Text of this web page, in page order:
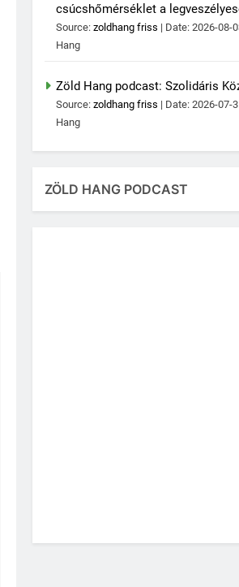
csúcshőmérséklet a
Source:zoldhang friss Date: 2026-08-
Hang
Zöld Hang podcast: Szolidáris
Source:zoldhang friss Date: 2026-07-
Hang
ZÖLD HANG PODCAST